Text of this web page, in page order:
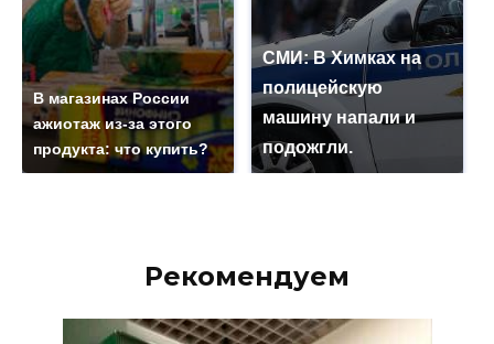
В магазинах России
ажиотаж из-за этого
продукта: что купить?
СМИ: В Химках на
полицейскую
машину напали и
подожгли.
Рекомендуем